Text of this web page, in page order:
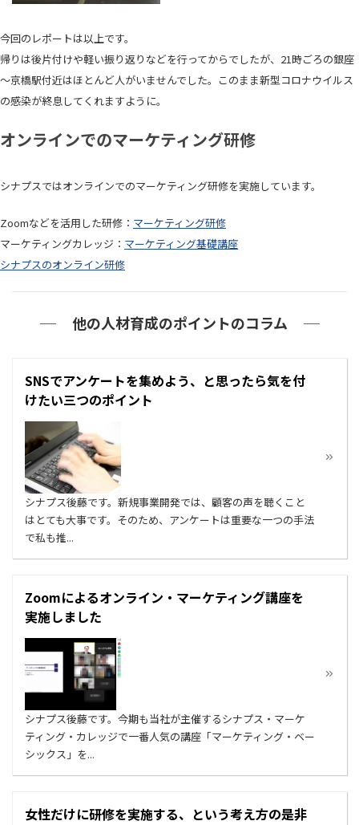
今回のレポートは以上です。
帰りは後片付けや軽い振り返りなどを行ってからでしたが、21時ごろの銀座
～京橋駅付近はほとんど人がいませんでした。このまま新型コロナウイルス
の感染が終息してくれますように。
オンラインでのマーケティング研修
シナプスではオンラインでのマーケティング研修を実施しています。
Zoomなどを活用した研修： マーケティング研修
マーケティングカレッジ： マーケティング基礎講座
シナプスのオンライン研修
他の人材育成のポイントのコラム
SNSでアンケートを集めよう、と思ったら気を付
けたい三つのポイント
シナプス後藤です。新規事業開発では、顧客の声を聴くこと
はとても大事です。そのため、アンケートは重要な一つの手法
で私も推...
Zoomによるオンライン・マーケティング講座を
実施しました
シナプス後藤です。今期も当社が主催するシナプス・マーケ
ティング・カレッジで一番人気の講座「マーケティング・ベー
シックス」を...
女性だけに研修を実施する、という考え方の是非